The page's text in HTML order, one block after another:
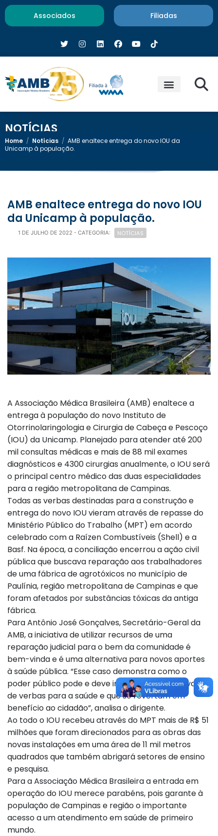
Associados Filiadas
NOTÍCIAS
Home / Notícias / AMB enaltece entrega do novo IOU da
Unicamp à população.
AMB enaltece entrega do novo IOU
da Unicamp à população.
1 DE JULHO DE 2022 - CATEGORIA: NOTÍCIAS
A Associação Médica Brasileira (AMB) enaltece a
entrega à população do novo Instituto de
Otorrinolaringologia e Cirurgia de Cabeça e Pescoço
(IOU) da Unicamp. Planejado para atender até 200
mil consultas médicas e mais de 88 mil exames
diagnósticos e 4300 cirurgias anualmente, o IOU será
o principal centro médico das duas especialidades
para a região metropolitana de Campinas.
Todas as verbas destinadas para a construção e
entrega do novo IOU vieram através de repasse do
Ministério Público do Trabalho (MPT) em acordo
celebrado com a Raízen Combustíveis (Shell) e a
Basf. Na época, a conciliação encerrou a ação civil
pública que buscava reparação aos trabalhadores
de uma fábrica de agrotóxicos no município de
Paulínia, região metropolitana de Campinas e que
foram afetados por substâncias tóxicas da antiga
fábrica.
Para Antônio José Gonçalves, Secretário-Geral da
AMB, a iniciativa de utilizar recursos de uma
reparação judicial para o bem da comunidade é
bem-vinda e é uma alternativa para novos aportes
à saúde pública. “Esse caso demonstra como o
poder público pode e deve ir atrás de alternativas
de verbas para a saúde e que se revertam em
benefício ao cidadão”, analisa o dirigente.
Ao todo o IOU recebeu através do MPT mais de R$ 51
milhões que foram direcionados para as obras das
novas instalações em uma área de 11 mil metros
quadrados que também abrigará setores de ensino
e pesquisa.
Para a Associação Médica Brasileira a entrada em
operação do IOU merece parabéns, pois garante à
população de Campinas e região o importante
acesso a um atendimento em saúde de primeiro
mundo.